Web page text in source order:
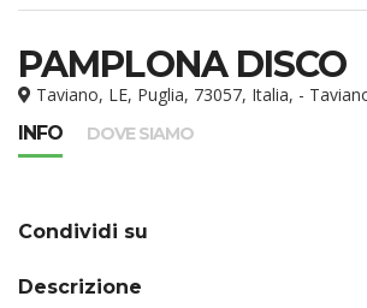
PAMPLONA DISCO
Taviano, LE, Puglia, 73057, Italia, -
INFO
DOVE SIAMO
Condividi su
Descrizione